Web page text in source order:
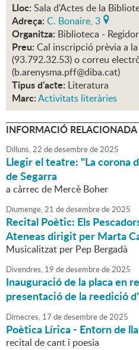
Lloc: Sala d'Actes de la
Adreça: C. Bonaire, 3
Organitza: Biblioteca -
Preu: Cal inscripció prèvia a
(93.792.32.53) o correu
(b.arenysma.pff@diba.cat)
Tipus d'acte: Literatura
Marc:Activitats literàries
INFORMACIÓ RELACIONADA
Dilluns,22 dedesembrede2025
Llegir el teatre: "La corona
de Segarra
a càrrec de Mercè Boher
Diumenge,21 dedesembrede2025
Recital Poètic: Els
Ateneas dirigit per Marta
Musicalitzat per Pep Bergadà
Divendres, 19 dedesembrede2025
Inauguració de la placa en
presentació de la reedició
Dimecres, 17 dedesembrede2025
Poètica Lírica - Entorn de
recital de cant i poesia